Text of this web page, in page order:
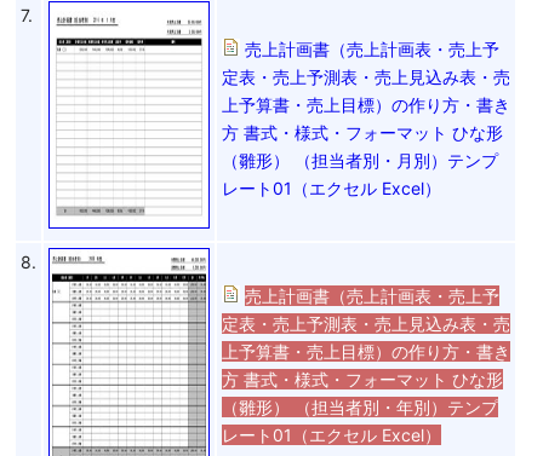
7.
売上計画書（売上計画表・売上予
定表・売上予測表・売上見込み表・売
上予算書・売上目標）の作り方・書き
方 書式・様式・フォーマット ひな形
（雛形） （担当者別・月別）テンプ
レート01（エクセル Excel）
8.
売上計画書（売上計画表・売上予
定表・売上予測表・売上見込み表・売
上予算書・売上目標）の作り方・書き
方 書式・様式・フォーマット ひな形
（雛形） （担当者別・年別）テンプ
レート01（エクセル Excel）